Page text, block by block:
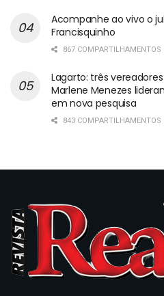
Acompanhe ao vivo o
Francisquinho
867 COMPARTILHAMENTOS
Lagarto: três
Marlene Menezes
em nova pesquisa
843 COMPARTILHAMENTOS